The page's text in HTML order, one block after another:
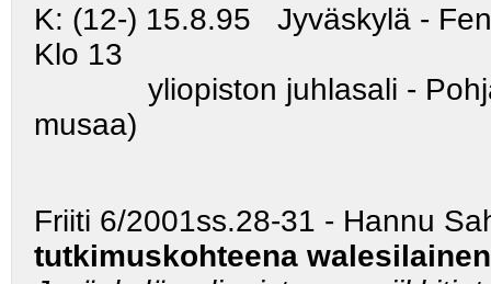
K: (12-) 15.8.95 Jyväskylä -
Klo 13
yliopiston juhlasali -
musaa)
Friiti 6/2001ss.28-31 - Hannu
tutkimuskohteena